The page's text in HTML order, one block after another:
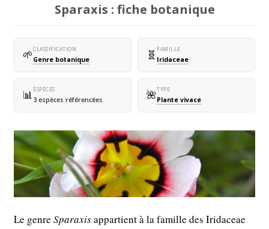
Sparaxis : fiche botanique
🌱CLASSIFICATION
Genre botanique 🧬 FAMILLE
Iridaceae
📊ESPÈCES
3 espèces référencées 🌺TYPE
Plante vivace
Le genreSparaxisappartient à la famille des Iridaceae